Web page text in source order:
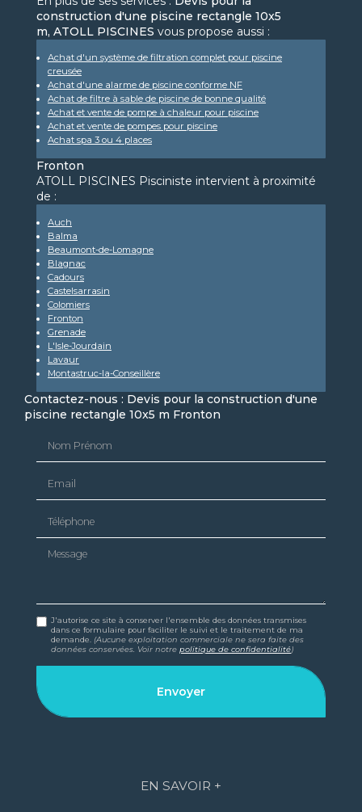
construction d'une piscine rectangle 10x5
m, ATOLL PISCINES vous propose aussi :
Achat d'un système de filtration complet pour piscine
creusée
Achat d'une alarme de piscine conforme NF
Achat de filtre à sable de piscine de bonne qualité
Achat et vente de pompe à chaleur pour piscine
Achat et vente de pompes pour piscine
Achat spa 3 ou 4 places
Fronton
ATOLL PISCINES Pisciniste intervient à proximité
de :
Auch
Balma
Beaumont-de-Lomagne
Blagnac
Cadours
Castelsarrasin
Colomiers
Fronton
Grenade
L'Isle-Jourdain
Lavaur
Montastruc-la-Conseillère
Contactez-nous : Devis pour la construction d'une
piscine rectangle 10x5 m Fronton
Message
J'autorise ce site à conserver l'ensemble des données transmises
dans ce formulaire pour faciliter le suivi et le traitement de ma
demande. (Aucune exploitation commerciale ne sera faite des
données conservées. Voir notrepolitique de confidentialité)
EN SAVOIR +